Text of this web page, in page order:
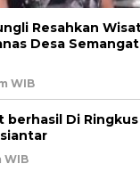
Resahkan
Desa
WIB
berhasil Di
WIB